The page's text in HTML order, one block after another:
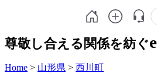
尊敬し合える関係を紡ぐ
Home > 山形県 > 西川町